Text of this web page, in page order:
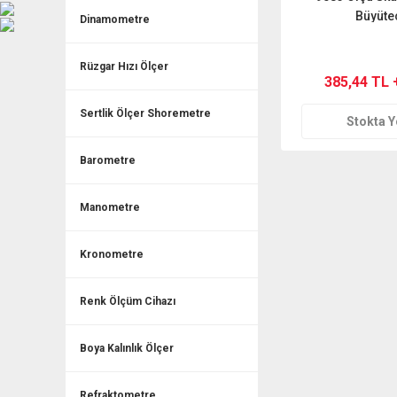
Dinamometre
Rüzgar Hızı Ölçer
Sertlik Ölçer Shoremetre
Barometre
Manometre
Kronometre
Renk Ölçüm Cihazı
Boya Kalınlık Ölçer
385,44 TL
Stokta